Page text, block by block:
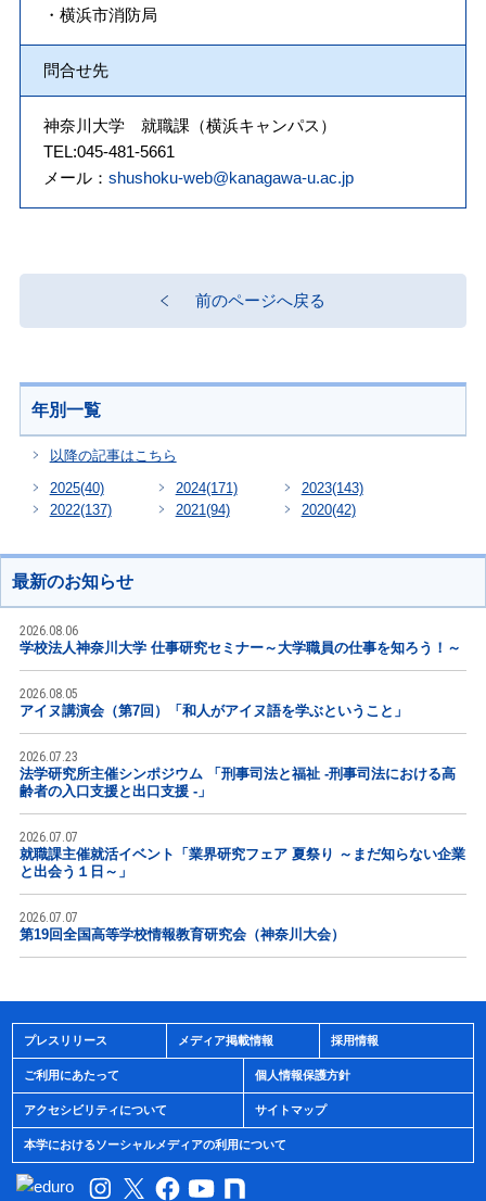
・横浜市消防局
問合せ先
神奈川大学 就職課（横浜キャンパス）
TEL:045-481-5661
メール： shushoku-web@kanagawa-u.ac.jp
前のページへ戻る
年別一覧
以降の記事はこちら
2025(40) 2024(171) 2023(143)
2022(137) 2021(94) 2020(42)
最新のお知らせ
2026.08.06
学校法人神奈川大学 仕事研究セミナー～大学職員の仕事を知ろう！～
2026.08.05
アイヌ講演会（第7回）「和人がアイヌ語を学ぶということ」
2026.07.23
法学研究所主催シンポジウム 「刑事司法と福祉 -刑事司法における高
齢者の入口支援と出口支援 -」
2026.07.07
就職課主催就活イベント「業界研究フェア 夏祭り ～まだ知らない企業
と出会う１日～」
2026.07.07
第19回全国高等学校情報教育研究会（神奈川大会）
プレスリリース メディア掲載情報 採用情報
ご利用にあたって 個人情報保護方針
アクセシビリティについて サイトマップ
本学におけるソーシャルメディアの利用について